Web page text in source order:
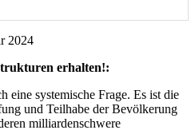
2024
erhalten!:
eine systemische Frage. Es ist die
und Teilhabe der Bevölkerung
milliardenschwere